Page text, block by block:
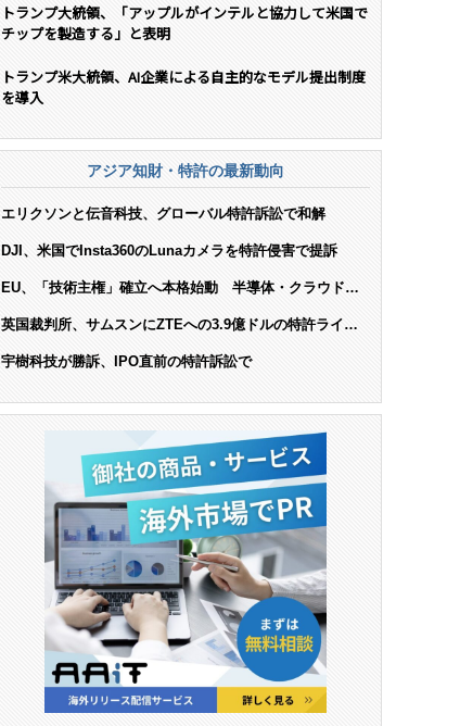
トランプ大統領、「アップルがインテルと協力して米国で
チップを製造する」と表明
トランプ米大統領、AI企業による自主的なモデル提出制度
を導入
アジア知財・特許の最新動向
エリクソンと伝音科技、グローバル特許訴訟で和解
DJI、米国でInsta360のLunaカメラを特許侵害で提訴
EU、「技術主権」確立へ本格始動 半導体・クラウド・
英国裁判所、サムスンにZTEへの3.9億ドルの特許ライセ
宇樹科技が勝訴、IPO直前の特許訴訟で